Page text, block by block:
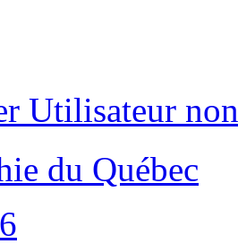
Utilisateur
du Québec